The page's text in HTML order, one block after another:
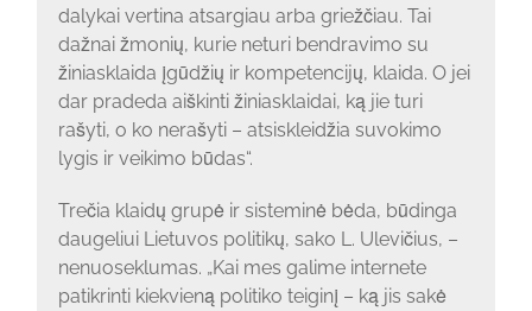
dalykai vertina atsargiau arba griežčiau. Tai
dažnai žmonių, kurie neturi bendravimo su
žiniasklaida įgūdžių ir kompetencijų, klaida. O jei
dar pradeda aiškinti žiniasklaidai, ką jie turi
rašyti, o ko nerašyti – atsiskleidžia suvokimo
lygis ir veikimo būdas“.
Trečia klaidų grupė ir sisteminė bėda, būdinga
daugeliui Lietuvos politikų, sako L. Ulevičius, –
nenuoseklumas. „Kai mes galime internete
patikrinti kiekvieną politiko teiginį – ką jis sakė